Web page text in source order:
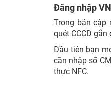
Đăng nhập
Trong bản cập
quét CCCD gắn
Đầu tiên bạn
cần nhập số
thực NFC.